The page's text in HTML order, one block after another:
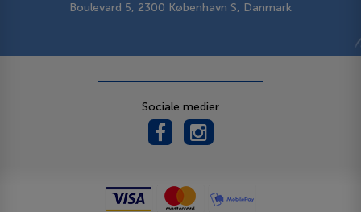
Boulevard 5, 2300 København S, Danmark
Sociale medier